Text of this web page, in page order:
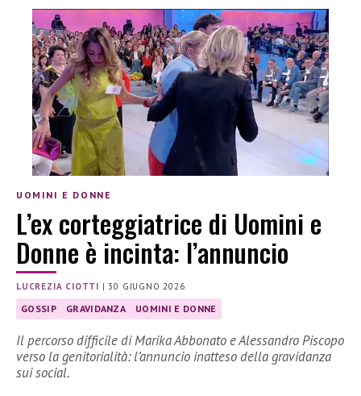
UOMINI E DONNE
L’ex corteggiatrice di Uomini e
Donne è incinta: l’annuncio
LUCREZIA CIOTTI |30 GIUGNO 2026
GOSSIP GRAVIDANZA UOMINI E DONNE
Il percorso difficile di Marika Abbonato e Alessandro Piscopo
verso la genitorialità: l’annuncio inatteso della gravidanza
sui social.